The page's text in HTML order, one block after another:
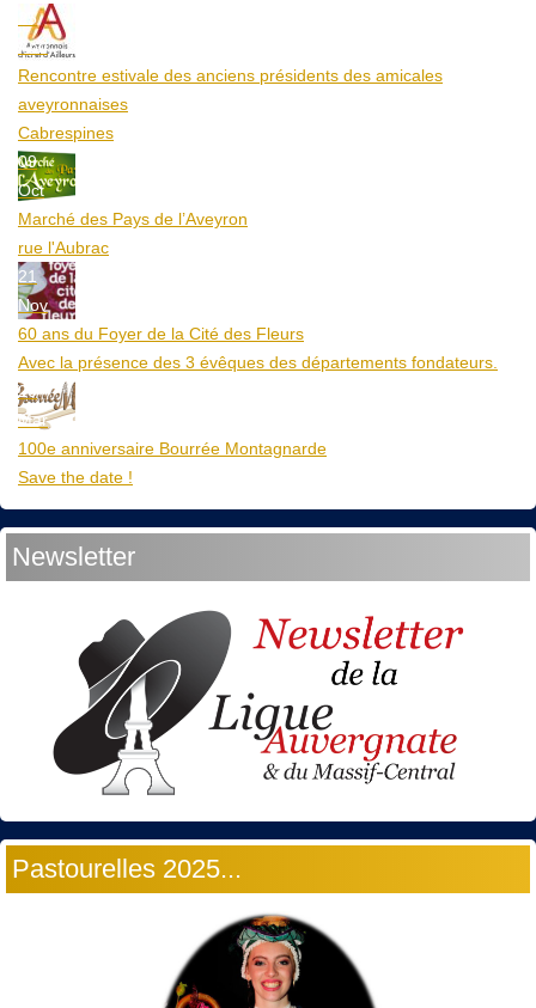
25
Aoû
Rencontre estivale des anciens présidents des amicales
aveyronnaises
Cabrespines
09
Oct
Marché des Pays de l’Aveyron
rue l'Aubrac
21
Nov
60 ans du Foyer de la Cité des Fleurs
Avec la présence des 3 évêques des départements fondateurs.
20
Mar
100e anniversaire Bourrée Montagnarde
Save the date !
Newsletter
Pastourelles 2025...